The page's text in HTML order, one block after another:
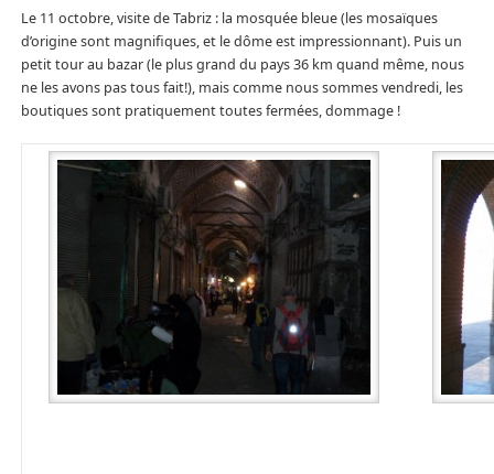
Le 11 octobre, visite de Tabriz : la mosquée bleue (les mosaïques
d’origine sont magnifiques, et le dôme est impressionnant). Puis un
petit tour au bazar (le plus grand du pays 36 km quand même, nous
ne les avons pas tous fait!), mais comme nous sommes vendredi, les
boutiques sont pratiquement toutes fermées, dommage !